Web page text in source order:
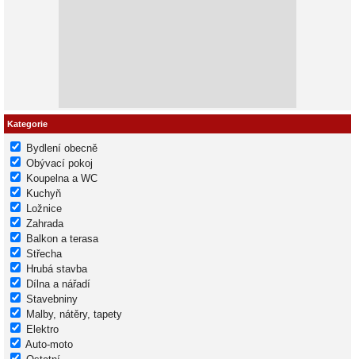
Kategorie
Bydlení obecně
Obývací pokoj
Koupelna a WC
Kuchyň
Ložnice
Zahrada
Balkon a terasa
Střecha
Hrubá stavba
Dílna a nářadí
Stavebniny
Malby, nátěry, tapety
Elektro
Auto-moto